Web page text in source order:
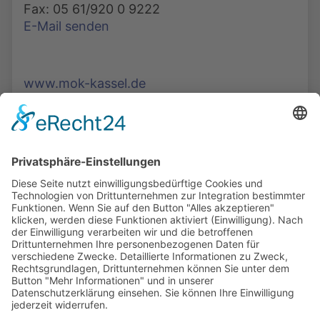
Fax: 05 61/920 0 9222
E-Mail senden
www.mok-kassel.de
Podcasts, Themen und Informationen.
Entdecken Sie unser Forum für Medien, Bildung
und Demokratie - jederzeit und überall
verfügbar.
Mehr erfahren